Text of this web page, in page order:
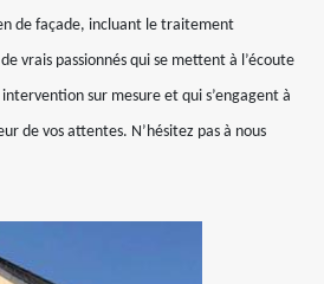
de façade, incluant le traitement
vrais passionnés qui se mettent à l’écoute
sur mesure et qui s’engagent à
de vos attentes. N’hésitez pas à nous